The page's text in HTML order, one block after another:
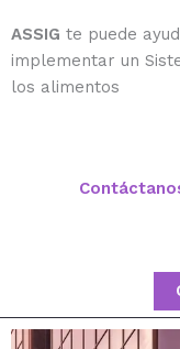
ASSIG te puede
implementar un
los alimentos